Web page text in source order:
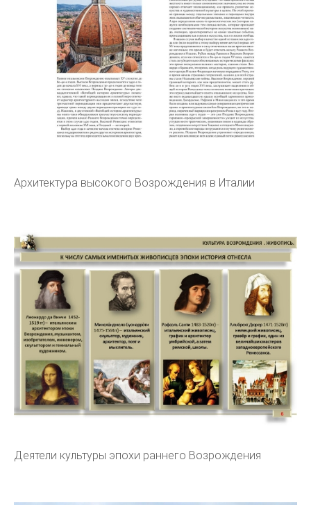
Архитектура высокого Возрождения в Италии
Деятели культуры эпохи раннего Возрождения